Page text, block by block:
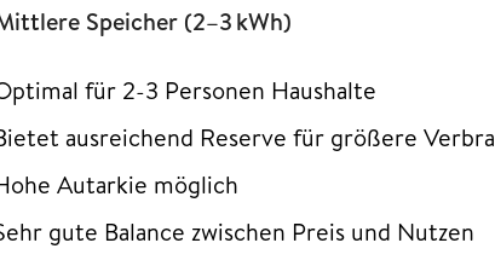
Speicher (2–3 kWh)
für 2-3 Personen Haushalte
ausreichend Reserve für größere
Autarkie möglich
gute Balance zwischen Preis und Nutzen